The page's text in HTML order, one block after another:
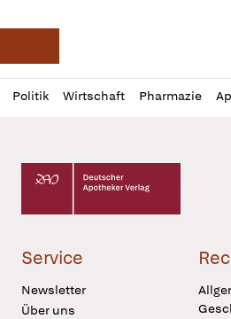
Deutsche Apotheker
Politik Wirtschaft Pharmazie
Profil
öffnen
Daz
Pur
Deutscher Apotheker Verlag
Service
Newsletter
Über uns